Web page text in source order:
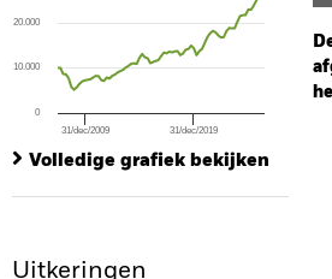
The chart has 1 X axis displaying Time.
The chart has 1 Y axis displaying values.
31/dec/2009 31/dec/2019
0
10.000
20.000
Volledige grafiek bekijken
Uitkeringen